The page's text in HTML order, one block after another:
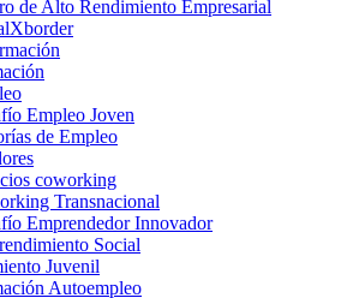
de Alto Rendimiento Empresarial
Empleo Joven
de Empleo
coworking
Transnacional
Emprendedor Innovador
Social
Juvenil
Autoempleo